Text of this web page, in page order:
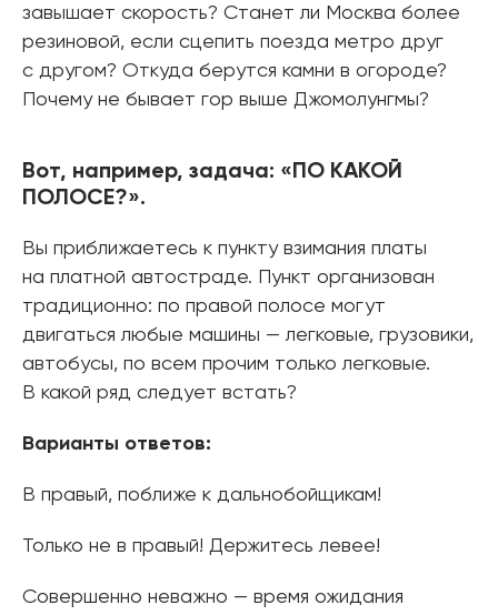
завышает скорость? Станет ли Москва более
резиновой, если сцепить поезда метро друг
с другом? Откуда берутся камни в огороде?
Почему не бывает гор выше Джомолунгмы?
Вот, например, задача: «ПО КАКОЙ
ПОЛОСЕ?».
Вы приближаетесь к пункту взимания платы
на платной автостраде. Пункт организован
традиционно: по правой полосе могут
двигаться любые машины — легковые, грузовики,
автобусы, по всем прочим только легковые.
В какой ряд следует встать?
Варианты ответов:
В правый, поближе к дальнобойщикам!
Только не в правый! Держитесь левее!
Совершенно неважно — время ожидания